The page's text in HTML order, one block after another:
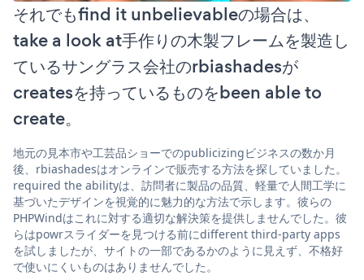
それでもfind it unbelievableの場合は、
take a look at手作りの木製フレームを製造し
ているサングラス会社のrbiashadesが
createsを持っているものをbeen able to
create。
地元の見本市や工芸品ショーでのpublicizingビジネスの数か月
後、rbiashadesはオンラインで販売する方法を探していました。
required the abilityは、訪問者に製品の品質、軽量で人間工学に
基づいたデザインを視覚的に魅力的な方法で示します。彼らの
PHPWindはこれに対する適切な解決策を提供しませんでした。彼
らはpowrスライダーを見つける前にdifferent third-party apps
を試しましたが、サイトの一部であるかのように見えず、不格好
で使いにくいものはありませんでした。